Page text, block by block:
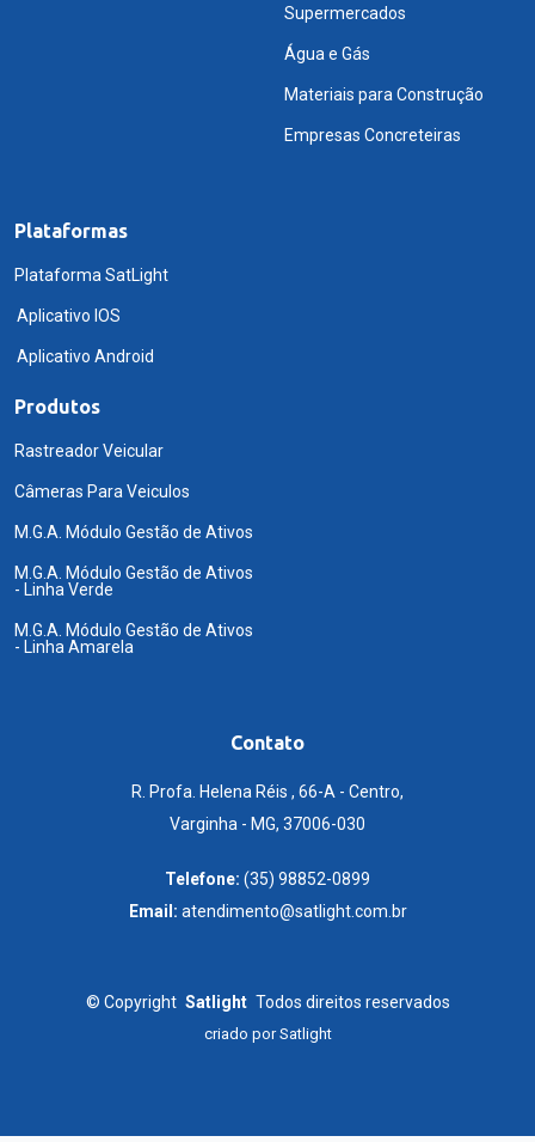
Supermercados
Água e Gás
Materiais para Construção
Empresas Concreteiras
Plataformas
Plataforma SatLight
Aplicativo IOS
Aplicativo Android
Produtos
Rastreador Veicular
Câmeras Para Veiculos
M.G.A. Módulo Gestão de Ativos
M.G.A. Módulo Gestão de Ativos
- Linha Verde
M.G.A. Módulo Gestão de Ativos
- Linha Amarela
Contato
R. Profa. Helena Réis , 66-A - Centro,
Varginha - MG, 37006-030
Telefone: (35) 98852-0899
Email: atendimento@satlight.com.br
© Copyright Satlight Todos direitos reservados
criado porSatlight